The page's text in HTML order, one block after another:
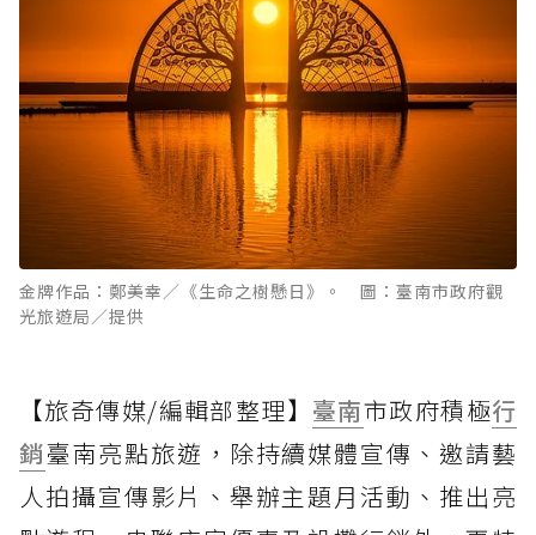
金牌作品：鄭美幸／《生命之樹懸日》。 圖：臺南市政府觀
光旅遊局／提供
【旅奇傳媒/編輯部整理】 臺南市政府積極行
銷臺南亮點旅遊，除持續媒體宣傳、邀請藝
人拍攝宣傳影片、舉辦主題月活動、推出亮